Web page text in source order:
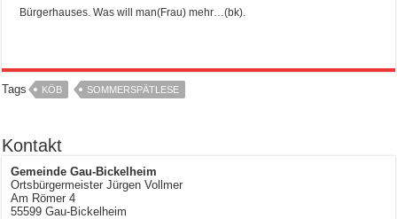
Bürgerhauses. Was will man(Frau) mehr…(bk).
Tags KÖB SOMMERSPÄTLESE
Kontakt
Gemeinde Gau-Bickelheim
Ortsbürgermeister Jürgen Vollmer
Am Römer 4
55599 Gau-Bickelheim